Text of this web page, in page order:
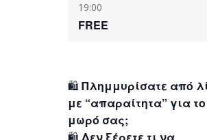
19:00
FREE
🛍️ Πλημμυρίσατε από
με “απαραίτητα” για το
μωρό σας;